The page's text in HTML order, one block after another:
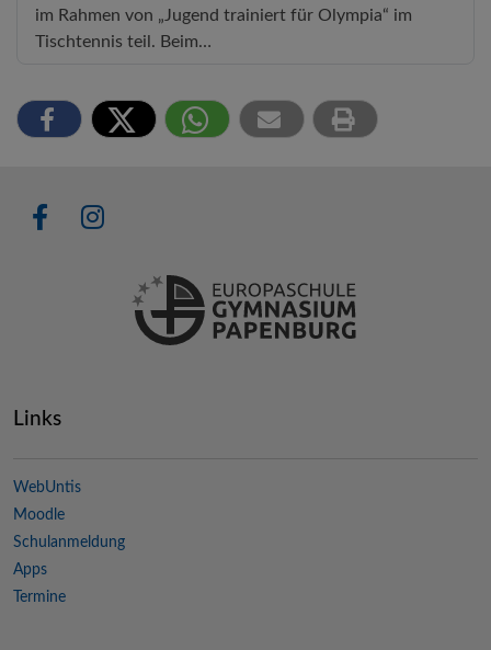
im Rahmen von „Jugend trainiert für Olympia“ im
Tischtennis teil. Beim…
Links
WebUntis
Moodle
Schulanmeldung
Apps
Termine